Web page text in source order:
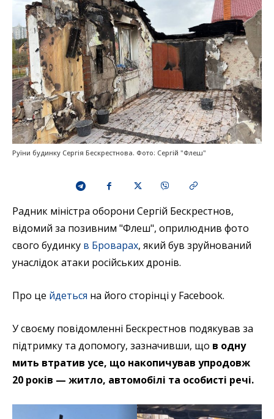
Руїни будинку Сергія Бескрестнова. Фото: Сергій "Флеш"
Радник міністра оборони Сергій Бескрестнов,
відомий за позивним "Флеш", оприлюднив фото
свого будинку в Броварах, який був зруйнований
унаслідок атаки російських дронів.
Про це йдеться на його сторінці у Facebook.
У своєму повідомленні Бескрестнов подякував за
підтримку та допомогу, зазначивши, що в одну
мить втратив усе, що накопичував упродовж
20 років — житло, автомобілі та особисті речі.